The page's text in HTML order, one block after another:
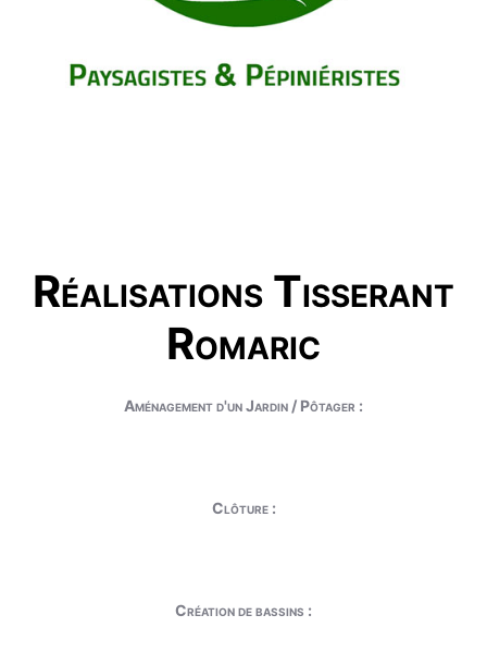
Réalisations Tisserant
Romaric
Aménagement d'un Jardin / Pôtager :
Clôture :
Création de bassins :